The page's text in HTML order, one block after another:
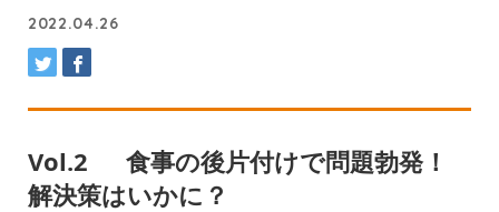
2022.04.26
Vol.2 食事の後片付けで問題勃発！
解決策はいかに？